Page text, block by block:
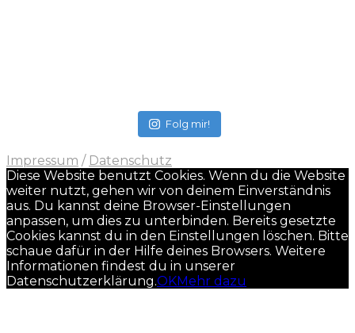
Folg mir!
Impressum / Datenschutz
Diese Website benutzt Cookies. Wenn du die Website
weiter nutzt, gehen wir von deinem Einverständnis
aus. Du kannst deine Browser-Einstellungen
anpassen, um dies zu unterbinden. Bereits gesetzte
Cookies kannst du in den Einstellungen löschen. Bitte
schaue dafür in der Hilfe deines Browsers. Weitere
Informationen findest du in unserer
Datenschutzerklärung.OKMehr dazu